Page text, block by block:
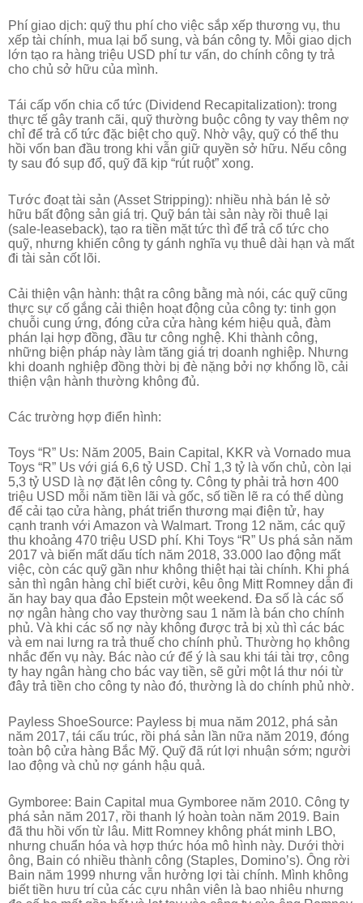
Phí giao dịch: quỹ thu phí cho việc sắp xếp thương vụ, thu
xếp tài chính, mua lại bổ sung, và bán công ty. Mỗi giao dịch
lớn tạo ra hàng triệu USD phí tư vấn, do chính công ty trả
cho chủ sở hữu của mình.
Tái cấp vốn chia cổ tức (Dividend Recapitalization): trong
thực tế gây tranh cãi, quỹ thường buộc công ty vay thêm nợ
chỉ để trả cổ tức đặc biệt cho quỹ. Nhờ vậy, quỹ có thể thu
hồi vốn ban đầu trong khi vẫn giữ quyền sở hữu. Nếu công
ty sau đó sụp đổ, quỹ đã kịp “rút ruột” xong.
Tước đoạt tài sản (Asset Stripping): nhiều nhà bán lẻ sở
hữu bất động sản giá trị. Quỹ bán tài sản này rồi thuê lại
(sale-leaseback), tạo ra tiền mặt tức thì để trả cổ tức cho
quỹ, nhưng khiến công ty gánh nghĩa vụ thuê dài hạn và mất
đi tài sản cốt lõi.
Cải thiện vận hành: thật ra công bằng mà nói, các quỹ cũng
thực sự cố gắng cải thiện hoạt động của công ty: tinh gọn
chuỗi cung ứng, đóng cửa cửa hàng kém hiệu quả, đàm
phán lại hợp đồng, đầu tư công nghệ. Khi thành công,
những biện pháp này làm tăng giá trị doanh nghiệp. Nhưng
khi doanh nghiệp đồng thời bị đè nặng bởi nợ khổng lồ, cải
thiện vận hành thường không đủ.
Các trường hợp điển hình:
Toys “R” Us: Năm 2005, Bain Capital, KKR và Vornado mua
Toys “R” Us với giá 6,6 tỷ USD. Chỉ 1,3 tỷ là vốn chủ, còn lại
5,3 tỷ USD là nợ đặt lên công ty. Công ty phải trả hơn 400
triệu USD mỗi năm tiền lãi và gốc, số tiền lẽ ra có thể dùng
để cải tạo cửa hàng, phát triển thương mại điện tử, hay
cạnh tranh với Amazon và Walmart. Trong 12 năm, các quỹ
thu khoảng 470 triệu USD phí. Khi Toys “R” Us phá sản năm
2017 và biến mất dấu tích năm 2018, 33.000 lao động mất
việc, còn các quỹ gần như không thiệt hại tài chính. Khi phá
sản thì ngân hàng chỉ biết cười, kêu ông Mitt Romney dẫn đi
ăn hay bay qua đảo Epstein một weekend. Đa số là các số
nợ ngân hàng cho vay thường sau 1 năm là bán cho chính
phủ. Và khi các số nợ này không được trả bị xù thì các bác
và em nai lưng ra trả thuế cho chính phủ. Thường họ không
nhắc đến vụ này. Bác nào cứ để ý là sau khi tái tài trợ, công
ty hay ngân hàng cho bác vay tiền, sẽ gửi một lá thư nói từ
đây trả tiền cho công ty nào đó, thường là do chính phủ nhờ.
Payless ShoeSource: Payless bị mua năm 2012, phá sản
năm 2017, tái cấu trúc, rồi phá sản lần nữa năm 2019, đóng
toàn bộ cửa hàng Bắc Mỹ. Quỹ đã rút lợi nhuận sớm; người
lao động và chủ nợ gánh hậu quả.
Gymboree: Bain Capital mua Gymboree năm 2010. Công ty
phá sản năm 2017, rồi thanh lý hoàn toàn năm 2019. Bain
đã thu hồi vốn từ lâu. Mitt Romney không phát minh LBO,
nhưng chuẩn hóa và hợp thức hóa mô hình này. Dưới thời
ông, Bain có nhiều thành công (Staples, Domino’s). Ông rời
Bain năm 1999 nhưng vẫn hưởng lợi tài chính. Mình không
biết tiền hưu trí của các cựu nhân viên là bao nhiêu nhưng